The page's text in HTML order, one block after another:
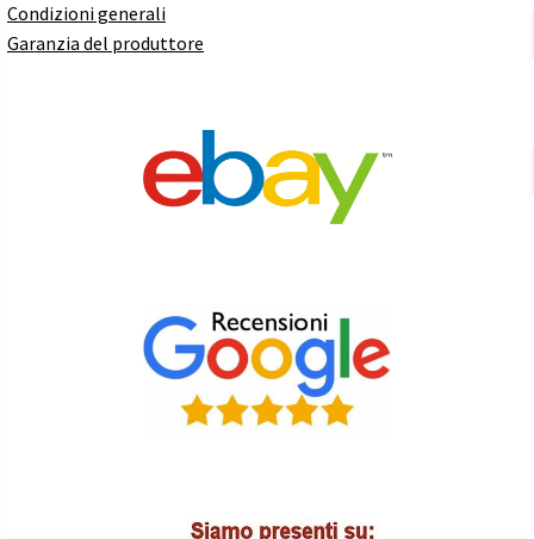
Condizioni generali
Garanzia del produttore